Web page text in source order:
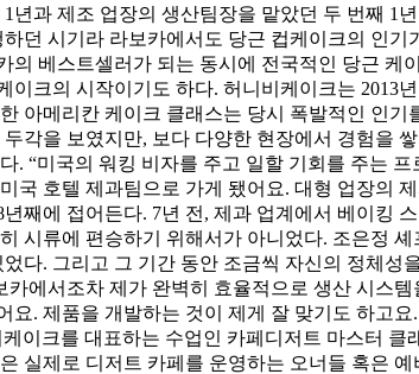
년과 제조 업장의 생산팀장을 맡았던 두 번째 1
던 시기라 라보카에서도 당근 컵케이크의 인
의 베스트셀러가 되는 동시에 전국적인 당근
이크의 시작이기도 하다. 허니비케이크는 2013
아메리칸 케이크 클래스는 당시 폭발적인 인
각을 보였지만, 보다 다양한 현장에서 경험을
. “미국의 워킹 비자를 주고 일할 기회를 주는
국 호텔 제과팀으로 가게 됐어요. 대형 업장의
째에 접어든다. 7년 전, 제과 업계에서 베이킹
시류에 편승하기 위해서가 아니었다. 조은정
다. 그리고 그 기간 동안 조금씩 자신의 정체
카에서조차 제가 완벽히 효율적으로 생산 시스
요. 제품을 개발하는 것이 제게 잘 맞기도 하고
이크를 대표하는 수업인 카페디저트 마스터
실제로 디저트 카페를 운영하는 오너들 혹은